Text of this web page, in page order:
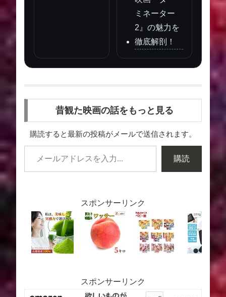
ミネーター
2』の魅力を
徹底解剖！
昔観た映画の話をもっと見る
購読すると最新の投稿がメールで送信されます。
購読
スポンサーリンク
スポンサーリンク